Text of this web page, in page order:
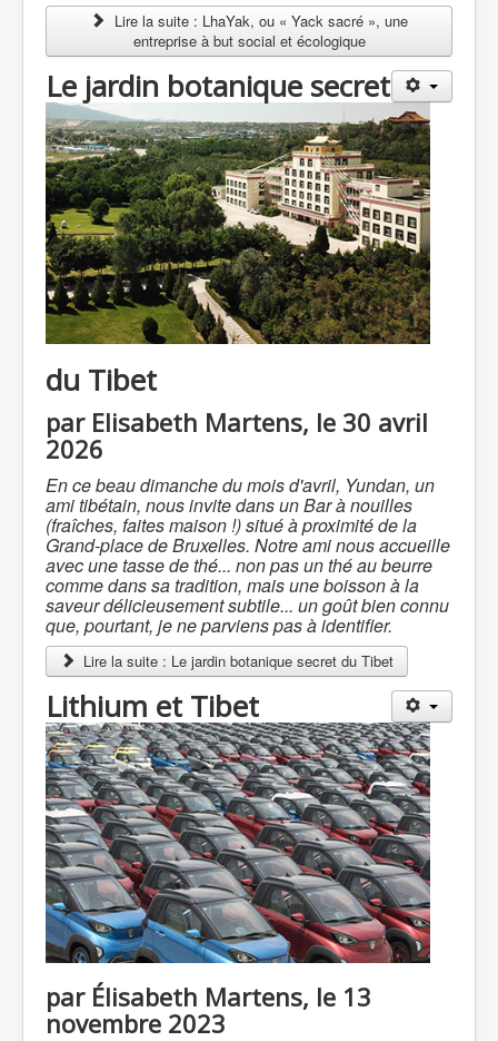
Lire la suite : LhaYak, ou « Yack sacré », une
entreprise à but social et écologique
Le jardin botanique secret
du Tibet
par Elisabeth Martens, le 30 avril
2026
En ce beau dimanche du mois d'avril, Yundan, un
ami tibétain, nous invite dans un Bar à nouilles
(fraîches, faites maison !) situé à proximité de la
Grand-place de Bruxelles. Notre ami nous accueille
avec une tasse de thé... non pas un thé au beurre
comme dans sa tradition, mais une boisson à la
saveur délicieusement subtile... un goût bien connu
que, pourtant, je ne parviens pas à identifier.
Lire la suite : Le jardin botanique secret du Tibet
Lithium et Tibet
par Élisabeth Martens, le 13
novembre 2023